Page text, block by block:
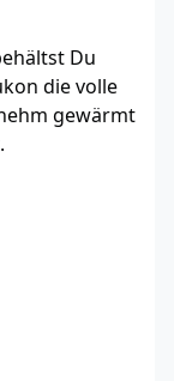
Du
die volle
gewärmt